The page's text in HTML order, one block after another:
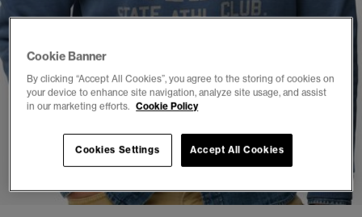
Cookie Banner
By clicking “Accept All Cookies”, you agree to the storing of cookies on
your device to enhance site navigation, analyze site usage, and assist
in our marketing efforts. Cookie Policy
Cookies Settings Accept All Cookies